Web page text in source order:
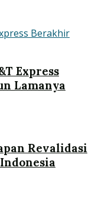
Express
Lamanya
Revalidasi